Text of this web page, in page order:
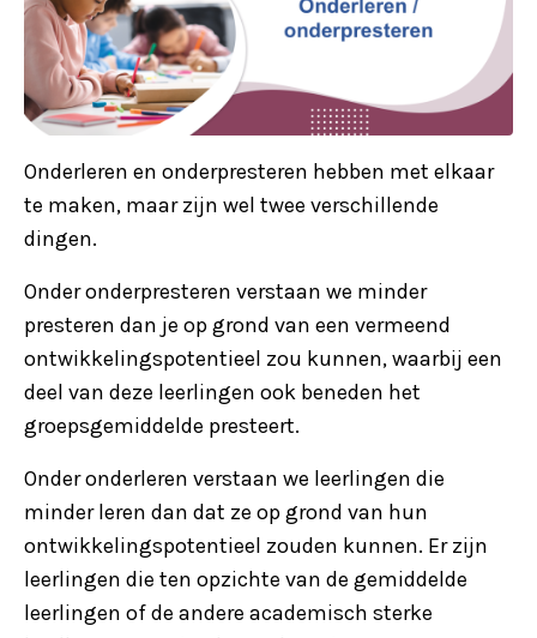
Onderleren en onderpresteren hebben met elkaar
te maken, maar zijn wel twee verschillende
dingen.
Onder onderpresteren verstaan we minder
presteren dan je op grond van een vermeend
ontwikkelingspotentieel zou kunnen, waarbij een
deel van deze leerlingen ook beneden het
groepsgemiddelde presteert.
Onder onderleren verstaan we leerlingen die
minder leren dan dat ze op grond van hun
ontwikkelingspotentieel zouden kunnen. Er zijn
leerlingen die ten opzichte van de gemiddelde
leerlingen of de andere academisch sterke